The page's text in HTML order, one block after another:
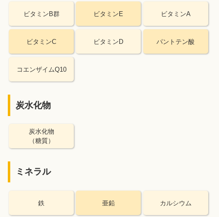
ビタミンB群 ビタミンE ビタミンA
ビタミンC ビタミンD パントテン酸
コエンザイムQ10
炭水化物
炭水化物
（糖質）
ミネラル
鉄 亜鉛 カルシウム